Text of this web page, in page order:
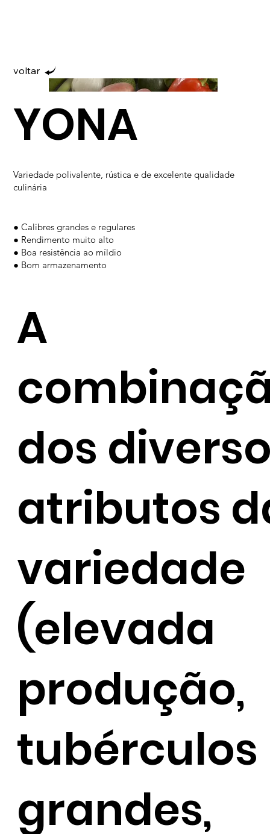
voltar
YONA
Variedade polivalente, rústica e de excelente qualidade
culinária
● Calibres grandes e regulares
● Rendimento muito alto
● Boa resistência ao míldio
● Bom armazenamento
A
dos
atributos
variedade
(elevada
produção,
tubérculos
grandes,